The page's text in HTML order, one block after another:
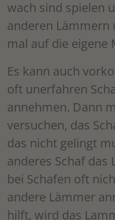
wach sind spielen
anderen Lämmern
mal auf die eigene
Es kann auch
oft unerfahren
annehmen. Dann
versuchen, das
das nicht gelingt
anderes Schaf das
bei Schafen oft
andere Lämmer
hilft, wird das